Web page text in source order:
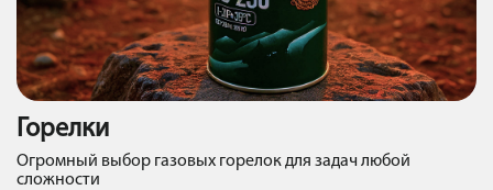
Горелки
Огромный выбор газовых горелок для задач любой
сложности